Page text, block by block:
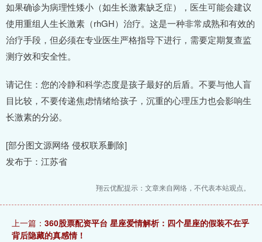
如果确诊为病理性矮小（如生长激素缺乏症），医生可能会建议
使用重组人生长激素（rhGH）治疗。这是一种非常成熟和有效的
治疗手段，但必须在专业医生严格指导下进行，需要定期复查监
测疗效和安全性。
请记住：您的冷静和科学态度是孩子最好的后盾。不要与他人盲
目比较，不要传递焦虑情绪给孩子，沉重的心理压力也会影响生
长激素的分泌。
[部分图文源网络 侵权联系删除]
发布于：江苏省
翔云优配提示：文章来自网络，不代表本站观点。
上一篇： 360股票配资平台 星座爱情解析：四个星座的假装不在乎
背后隐藏的真感情！